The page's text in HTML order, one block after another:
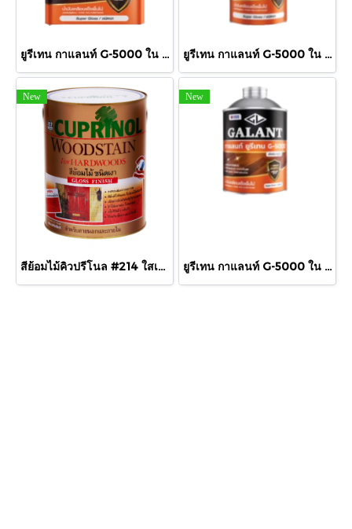
ยูรีเทน กาแลนท์ G-5000 ใน กล. ยูรีเทน กาแลนท์ G-5000 ใน 875cc.
New
สีย้อมไม้คิวปรีโนล #214 ใสเงา 1/4 กล.
New
ยูรีเทน กาแลนท์ G-5000 ใน 460cc.